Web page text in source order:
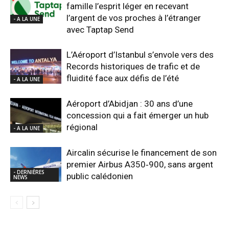
- A LA UNE
famille l’esprit léger en recevant
l’argent de vos proches à l’étranger
avec Taptap Send
- A LA UNE
L’Aéroport d’Istanbul s’envole vers des
Records historiques de trafic et de
fluidité face aux défis de l’été
- A LA UNE
Aéroport d’Abidjan : 30 ans d’une
concession qui a fait émerger un hub
régional
- DERNIÈRES
NEWS
Aircalin sécurise le financement de son
premier Airbus A350‑900, sans argent
public calédonien